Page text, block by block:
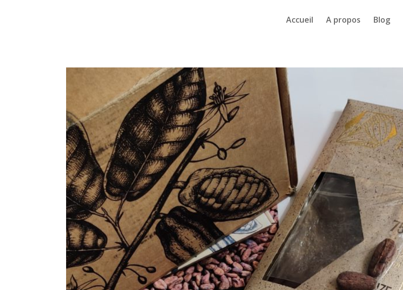
Accueil A propos Blog